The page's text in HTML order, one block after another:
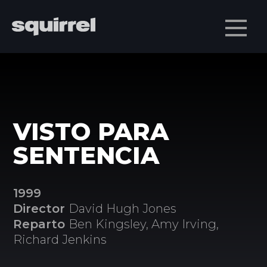
VISTO PARA
SENTENCIA
1999
Director David Hugh Jones
Reparto Ben Kingsley, Amy Irving,
Richard Jenkins